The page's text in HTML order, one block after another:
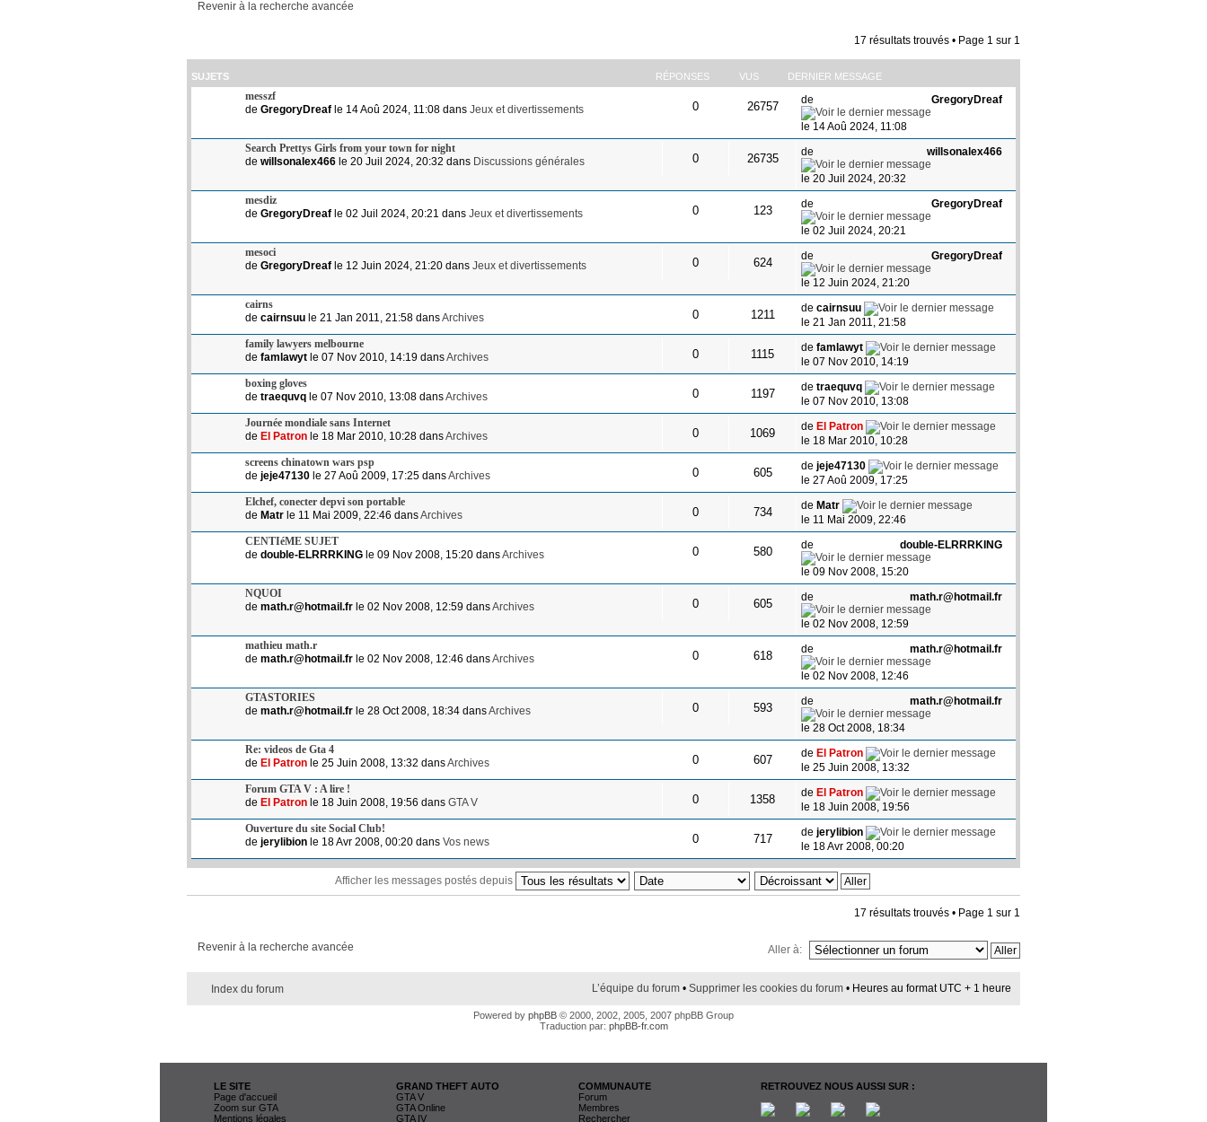
Revenir à la recherche avancée
17 résultats trouvés • Page 1 sur 1
SUJETS RÉPONSES VUS DERNIER MESSAGE
messzf
de GregoryDreaf le 14 Aoû 2024, 11:08 dans Jeux et divertissements 0 26757 deGregoryDreaf
le 14 Aoû 2024, 11:08
Search Prettys Girls from your town for night
de willsonalex466 le 20 Juil 2024, 20:32 dans Discussions générales 0 26735 dewillsonalex466
le 20 Juil 2024, 20:32
mesdiz
de GregoryDreaf le 02 Juil 2024, 20:21 dans Jeux et divertissements 0 123 deGregoryDreaf
le 02 Juil 2024, 20:21
mesoci
de GregoryDreaf le 12 Juin 2024, 21:20 dans Jeux et divertissements 0 624 deGregoryDreaf
le 12 Juin 2024, 21:20
cairns
de cairnsuu le 21 Jan 2011, 21:58 dansArchives 0 1211 de cairnsuu
le 21 Jan 2011, 21:58
family lawyers melbourne
de famlawyt le 07 Nov 2010, 14:19 dansArchives 0 1115 de famlawyt
le 07 Nov 2010, 14:19
boxing gloves
de traequvq le 07 Nov 2010, 13:08 dansArchives 0 1197 de traequvq
le 07 Nov 2010, 13:08
Journée mondiale sans Internet
de El Patron le 18 Mar 2010, 10:28 dansArchives 0 1069 de El Patron
le 18 Mar 2010, 10:28
screens chinatown wars psp
de jeje47130 le 27 Aoû 2009, 17:25 dansArchives 0 605 de jeje47130
le 27 Aoû 2009, 17:25
Elchef, conecter depvi son portable
de Matr le 11 Mai 2009, 22:46 dansArchives 0 734 de Matr
le 11 Mai 2009, 22:46
CENTIéME SUJET
de double-ELRRRKING le 09 Nov 2008, 15:20 dansArchives 0 580 dedouble-ELRRRKING
le 09 Nov 2008, 15:20
NQUOI
de math.r@hotmail.fr le 02 Nov 2008, 12:59 dansArchives 0 605 demath.r@hotmail.fr
le 02 Nov 2008, 12:59
mathieu math.r
de math.r@hotmail.fr le 02 Nov 2008, 12:46 dansArchives 0 618 demath.r@hotmail.fr
le 02 Nov 2008, 12:46
GTASTORIES
de math.r@hotmail.fr le 28 Oct 2008, 18:34 dansArchives 0 593 demath.r@hotmail.fr
le 28 Oct 2008, 18:34
Re: videos de Gta 4
de El Patron le 25 Juin 2008, 13:32 dansArchives 0 607 de El Patron
le 25 Juin 2008, 13:32
Forum GTA V : A lire !
de El Patron le 18 Juin 2008, 19:56 dans GTA V 0 1358 de El Patron
le 18 Juin 2008, 19:56
Ouverture du site Social Club!
de jerylibion le 18 Avr 2008, 00:20 dans Vos news 0 717 de jerylibion
le 18 Avr 2008, 00:20
Afficher les messages postés depuis
17 résultats trouvés • Page 1 sur 1
Revenir à la recherche avancée Aller à:
Index du forum L’équipe du forum • Supprimer les cookies du forum • Heures au format UTC + 1 heure
Powered by phpBB © 2000, 2002, 2005, 2007 phpBB Group
Traduction par: phpBB-fr.com
LE SITE
Page d'accueil
Zoom sur GTA
Mentions légales
GRAND THEFT AUTO
GTA V
GTA Online
GTA IV
COMMUNAUTE
Forum
Membres
Rechercher
RETROUVEZ NOUS AUSSI SUR :